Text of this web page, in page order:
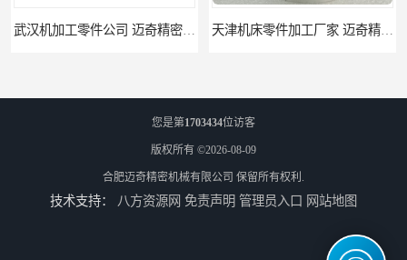
武汉机加工零件公司 迈奇精密机械 批量订单可免费打样 天津机床零件加工厂家 迈奇精密机械 一站式服务
您是第1703434位访客
版权所有 ©2026-08-09
合肥迈奇精密机械有限公司 保留所有权利.
技术支持： 八方资源网 免责声明 管理员入口 网站地图